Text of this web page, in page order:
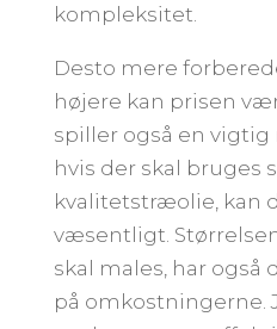
kompleksitet.
Desto mere
højere kan prisen
spiller også en vigtig
hvis der skal bruges
kvalitetstræolie, kan
væsentligt.
skal males, har også
på omkostningerne.